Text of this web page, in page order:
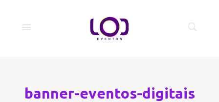
banner-eventos-digitais